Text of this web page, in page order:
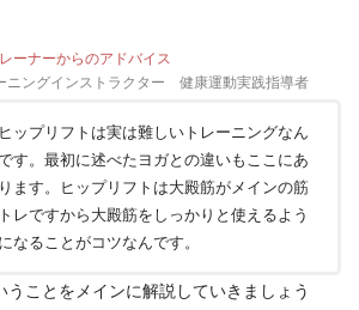
ーナーからのアドバイス
ングインストラクター 健康運動実践指導者
ヒップリフトは実は難しいトレーニングなん
す。最初に述べたヨガとの違いもここにあ
ります。ヒップリフトは大殿筋がメインの筋
トレですから大殿筋をしっかりと使えるよう
になることがコツなんです。
うことをメインに解説していきましょう